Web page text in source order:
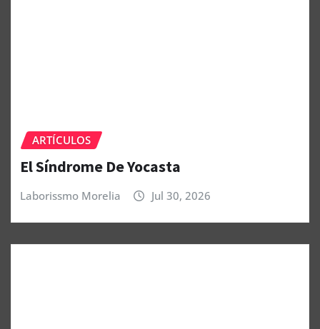
ARTÍCULOS
El Síndrome De Yocasta
Laborissmo Morelia Jul 30, 2026